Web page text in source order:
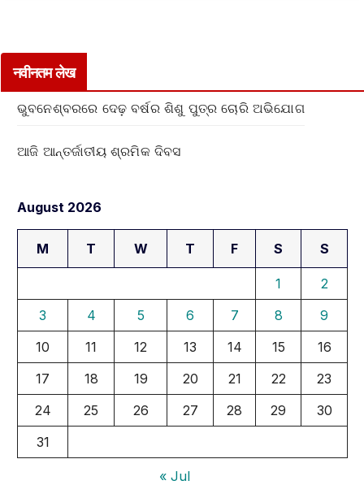
नवीनतम लेख
ଭୁବନେଶ୍ବରରେ ଦେଢ଼ ବର୍ଷର ଶିଶୁ ପୁତ୍ର ଚୋରି ଅଭିଯୋଗ
ଆଜି ଆନ୍ତର୍ଜାତୀୟ ଶ୍ରମିକ ଦିବସ
August 2026
M T W T F S S
1
2
3
4 5 6 7 8
9
10
11 12 13 14 15
16
17
18 19 20 21 22
23
24
25 26 27 28 29
30
31
« Jul